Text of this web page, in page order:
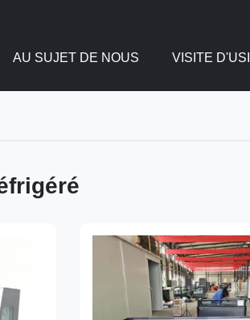
AU SUJET DE NOUS VISITE